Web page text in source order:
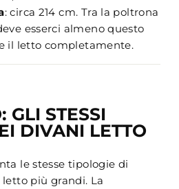
: circa 214 cm. Tra la poltrona
esserci almeno questo
il letto completamente.
GLI STESSI
DIVANI LETTO
le stesse tipologie di
più grandi. La